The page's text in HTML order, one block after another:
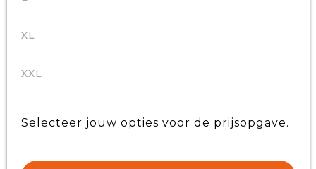
XL
XXL
Selecteer jouw opties voor de prijsopgave.